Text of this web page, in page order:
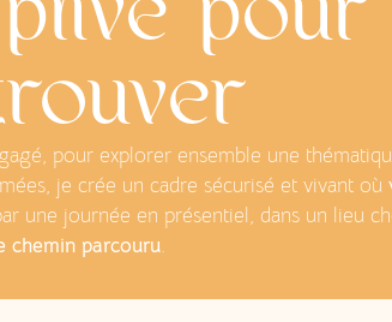
pour explorer ensemble une
je crée un cadre sécurisé et vivant où
une journée en présentiel, dans un lieu
chemin parcouru.